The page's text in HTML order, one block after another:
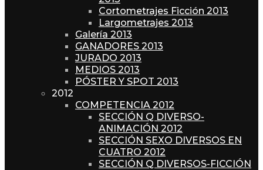
Cortometrajes Ficción 2013
Largometrajes 2013
Galería 2013
GANADORES 2013
JURADO 2013
MEDIOS 2013
PÓSTER Y SPOT 2013
2012
COMPETENCIA 2012
SECCIÓN Q DIVERSO-
ANIMACIÓN 2012
SECCIÓN SEXO DIVERSOS EN
CUATRO 2012
SECCIÓN Q DIVERSOS-FICCIÓN